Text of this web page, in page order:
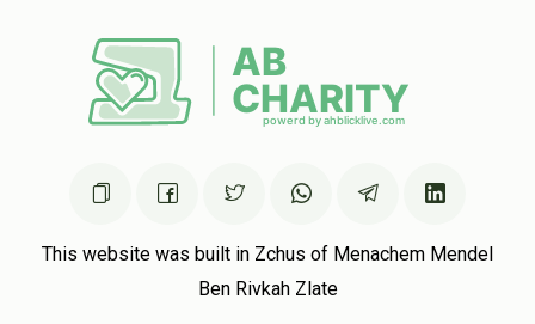
This website was built in Zchus of Menachem Mendel
Ben Rivkah Zlate